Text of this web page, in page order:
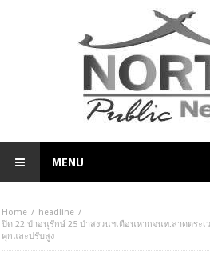
MENU
Home
headline
ปิด 22 ป่าอนุรักษ์ 25 ป่าสงวนฯเตือนหากจนท.ลาดตระ
คุกและปรับสูง